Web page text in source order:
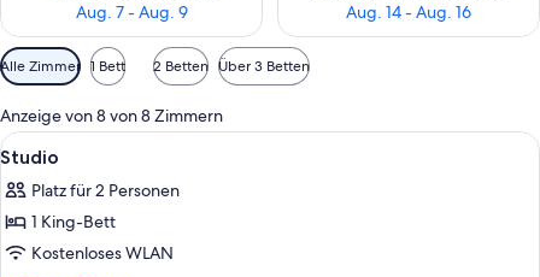
Aug. 7 - Aug. 9
Aug. 14 - Aug. 16
Verfügbare
Filter
für
Zimmer
Alle Zimmer 1 Bett 2 Betten Über 3 Betten
Anzeige von 8 von 8 Zimmern
Alle
Fotos
für
Studio
anzeigen
Ein Hotelzimmer mit einem großen
5
Studio
Platz für 2 Personen
1 King-Bett
Kostenloses WLAN